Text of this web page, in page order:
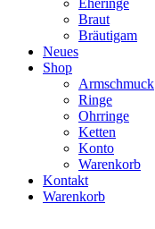
Eheringe
Braut
Bräutigam
Neues
Shop
Armschmuck
Ringe
Ohrringe
Ketten
Konto
Warenkorb
Kontakt
Warenkorb